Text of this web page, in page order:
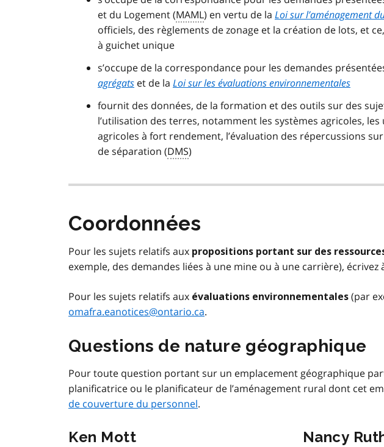
et du Logement (MAML) en vertu de la Loi sur l’aménagement
officiels, des règlements de zonage et la création de lots, et
à guichet unique
s’occupe de la correspondance pour les demandes
agrégats et de la Loi sur les évaluations environnementales
fournit des données, de la formation et des outils sur des
l’utilisation des terres, notamment les systèmes agricoles,
agricoles à fort rendement, l’évaluation des répercussions
de séparation (DMS)
Coordonnées
Pour les sujets relatifs aux propositions portant sur des
exemple, des demandes liées à une mine ou à une carrière), écrivez
Pour les sujets relatifs aux évaluations environnementales (par
omafra.eanotices@ontario.ca.
Questions de nature géographique
Pour toute question portant sur un emplacement géographique
planificatrice ou le planificateur de l’aménagement rural dont cet
de couverture du personnel.
Ken Mott Nancy